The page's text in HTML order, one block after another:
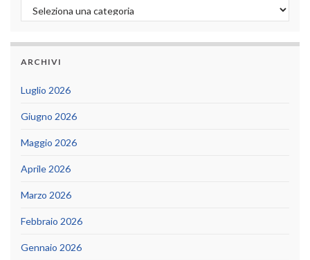
Categorie
ARCHIVI
Luglio 2026
Giugno 2026
Maggio 2026
Aprile 2026
Marzo 2026
Febbraio 2026
Gennaio 2026